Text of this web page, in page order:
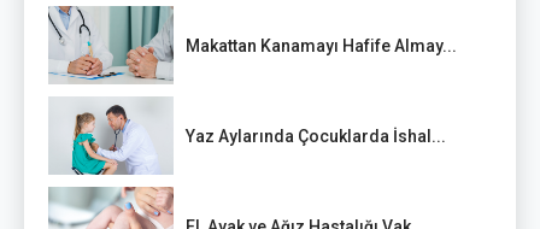
Makattan Kanamayı Hafife Almay...
Yaz Aylarında Çocuklarda İshal...